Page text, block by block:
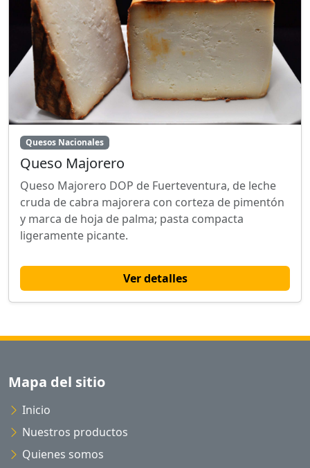
Quesos Nacionales
Queso Majorero
Queso Majorero DOP de Fuerteventura, de leche
cruda de cabra majorera con corteza de pimentón
y marca de hoja de palma; pasta compacta
ligeramente picante.
Ver detalles
Mapa del sitio
Inicio
Nuestros productos
Quienes somos